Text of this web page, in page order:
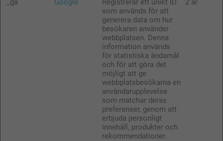
_ga Google
Registrerar ett unikt ID
som används för att
generera data om hur
besökaren använder
webbplatsen. Denna
information används
för statistiska ändamål
och för att göra det
möjligt att ge
webbplatsbesökarna en
användarupplevelse
som matchar deras
preferenser, genom att
erbjuda personligt
innehåll, produkter och
rekommendationer.
2 år